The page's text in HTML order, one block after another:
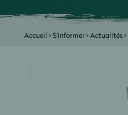
Accueil >S'informer>Actualités>